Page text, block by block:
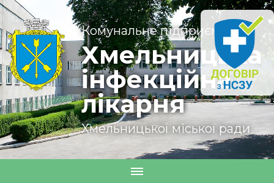
Комунальне підприємство
Хмельницька
інфекційна
лікарня
Хмельницької міської ради